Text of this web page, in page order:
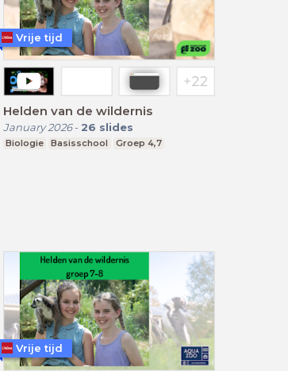
Helden van de wildernis
January 2026- 26 slides
Biologie Basisschool Groep 4,7
Vrije tijd
Vrije tijd